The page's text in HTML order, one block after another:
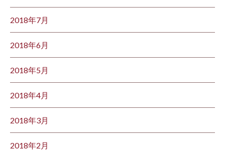
2018年7月
2018年6月
2018年5月
2018年4月
2018年3月
2018年2月